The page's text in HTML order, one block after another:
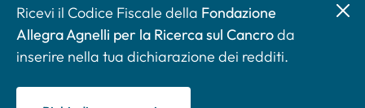
Ricevi il Codice Fiscale della Fondazione
Allegra Agnelli per la Ricerca sul Cancroda
inserire nella tua dichiarazione dei redditi.